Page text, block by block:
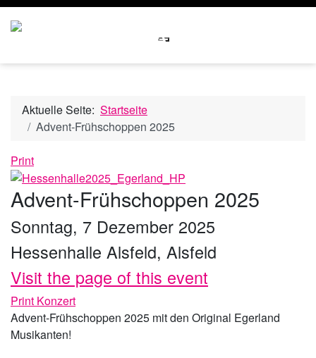
Aktuelle Seite: Startseite
Advent-Frühschoppen 2025
Print
Advent-Frühschoppen 2025
Sonntag, 7 Dezember 2025
Hessenhalle Alsfeld, Alsfeld
Visit the page of this event
Print Konzert
Advent-Frühschoppen 2025 mit den Original Egerland
Musikanten!